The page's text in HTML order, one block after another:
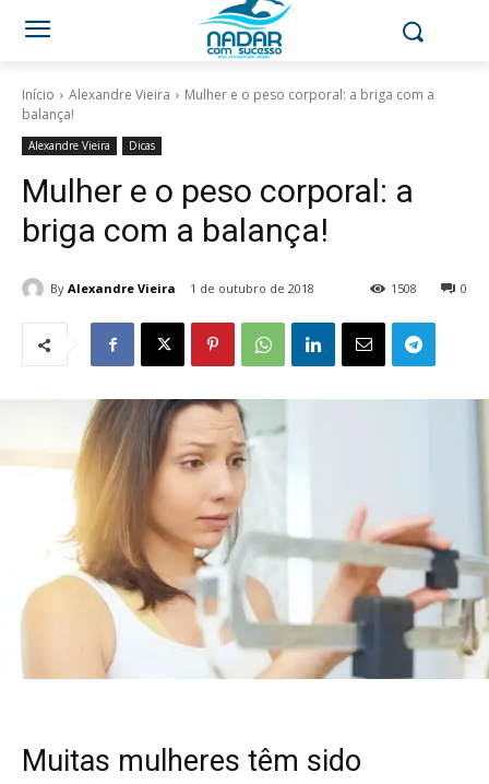
Início Alexandre Vieira
Mulher e o peso corporal: a briga com a
balança!
Alexandre Vieira Dicas
Mulher e o peso corporal: a
briga com a balança!
By Alexandre Vieira 1 de outubro de 2018 0
1508
Muitas mulheres têm sido